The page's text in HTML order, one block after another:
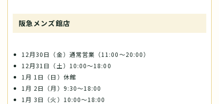
阪急メンズ館店
12月30日（金）通常営業（11:00～20:00）
12月31日（土）10:00～18:00
1月 1日（日）休館
1月 2日（月）9:30～18:00
1月 3日（火）10:00～18:00